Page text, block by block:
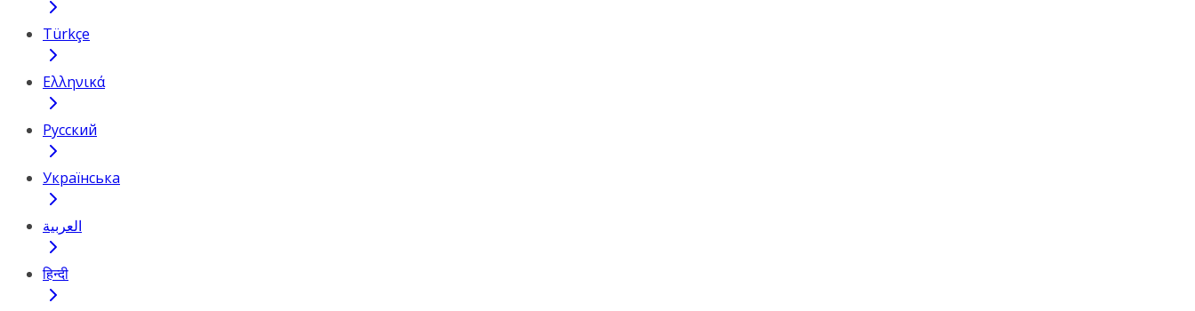
Türkçe
Ελληνικά
Русский
Українська
العربية
हिन्दी